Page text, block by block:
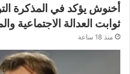
ثوابت العدالة الاجتماعية
منذ 18 ساعة